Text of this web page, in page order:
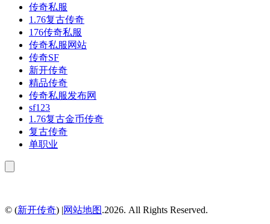
传奇私服
1.76复古传奇
176传奇私服
传奇私服网站
传奇SF
新开传奇
精品传奇
传奇私服发布网
sf123
1.76复古金币传奇
复古传奇
单职业
© (新开传奇) |网站地图.2026. All Rights Reserved.